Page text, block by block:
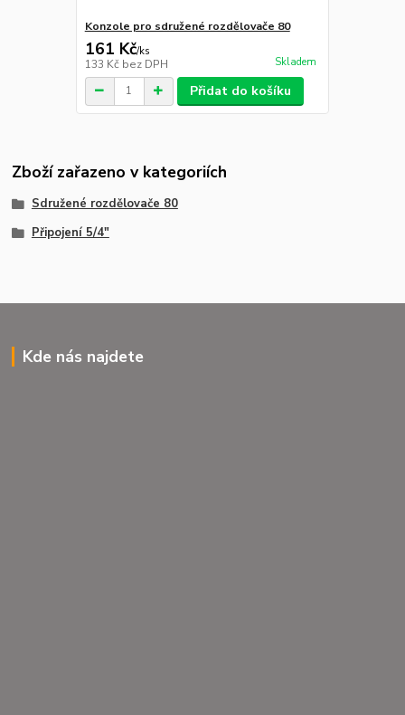
Konzole pro sdružené rozdělovače 80
161 Kč/ks
133 Kč bez DPH Skladem
Přidat do košíku
Zboží zařazeno v kategoriích
Sdružené rozdělovače 80
Připojení 5/4"
Kde nás najdete